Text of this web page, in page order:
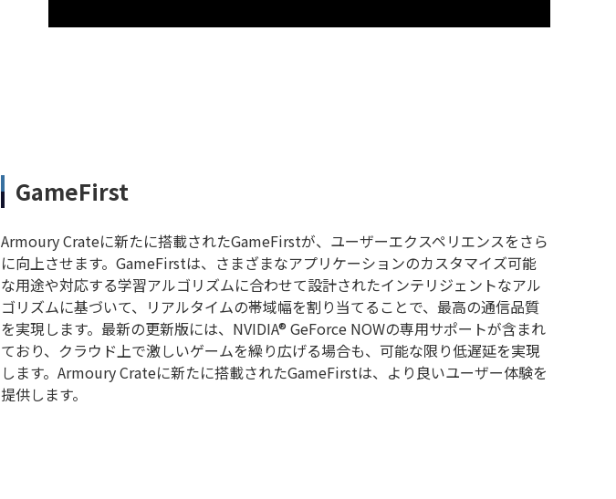
GameFirst
Armoury Crateに新たに搭載されたGameFirstが、ユーザーエクスペリエンスをさら
に向上させます。GameFirstは、さまざまなアプリケーションのカスタマイズ可能
な用途や対応する学習アルゴリズムに合わせて設計されたインテリジェントなアル
ゴリズムに基づいて、リアルタイムの帯域幅を割り当てることで、最高の通信品質
を実現します。最新の更新版には、NVIDIA® GeForce NOWの専用サポートが含まれ
ており、クラウド上で激しいゲームを繰り広げる場合も、可能な限り低遅延を実現
します。Armoury Crateに新たに搭載されたGameFirstは、より良いユーザー体験を
提供します。